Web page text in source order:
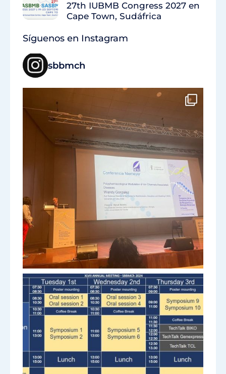
27th IUBMB Congress 2027 en
Cape Town, Sudáfrica
Síguenos en Instagram
sbbmch